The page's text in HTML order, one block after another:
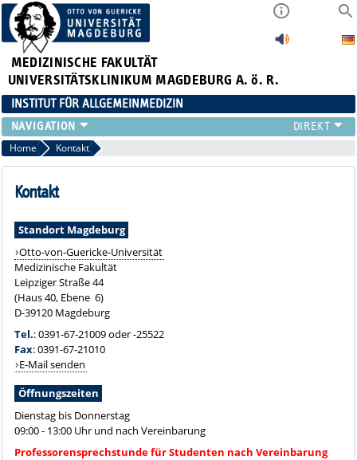
MEDIZINISCHE FAKULTÄT
UNIVERSITÄTSKLINIKUM MAGDEBURG A. ö. R.
INSTITUT FÜR ALLGEMEINMEDIZIN
TEAM
LEHRE
FORSCHUNG
NEWSLETTER
Home Kontakt
Kontakt
Standort Magdeburg
Otto-von-Guericke-Universität
Medizinische Fakultät
Leipziger Straße 44
(Haus 40, Ebene 6)
D-39120 Magdeburg
Tel.: 0391-67-21009 oder -25522
Fax: 0391-67-21010
E-Mail senden
Öffnungszeiten
Dienstag bis Donnerstag
09:00 - 13:00 Uhr und nach Vereinbarung
Professorensprechstunde für Studenten nach Vereinbarung